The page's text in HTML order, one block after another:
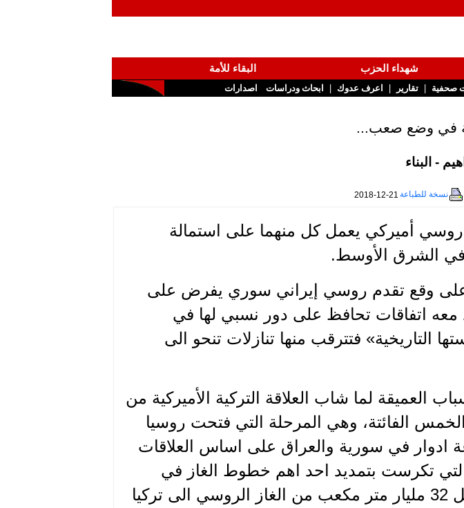
شهداء الحزب
البقاء للأمة
صحفية | تقارير | اعرف عدوك | ابحاث ودراسات اصدارات
في وضع صعب...
- البناء
نسخة للطباعة 2018-12-21
روسي أميركي يعمل كل منهما على استمالة
في الشرق الأوسط.
على وقع تقدم روسي إيراني سوري يفرض على
معه اتفاقات تحافظ على دور نسبي لها في
التاريخية» فتترقب منها تنازلات تنحو الى
العميقة لما شاب العلاقة التركية الأميركية من
الفائتة، وهي المرحلة التي فتحت روسيا
ادوار في سورية والعراق على اساس العلاقات
تكرست بتمديد احد اهم خطوط الغاز في
العالم «السيل التركي» الذي ينقل 32 مليار متر مكعب من الغاز الروسي الى تركيا